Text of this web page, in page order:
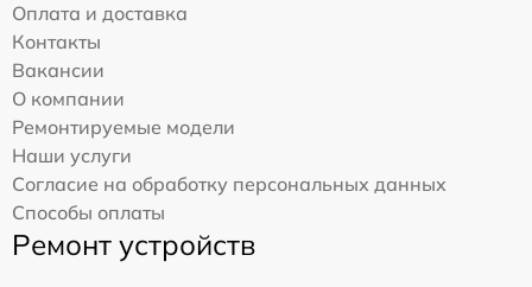
Оплата и доставка
Контакты
Вакансии
О компании
Ремонтируемые модели
Наши услуги
Согласие на обработку персональных данных
Способы оплаты
Ремонт устройств